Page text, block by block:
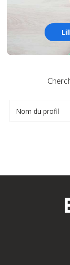
Nom du profil